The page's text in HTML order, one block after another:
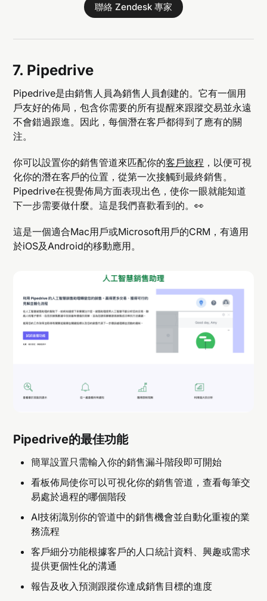
聯絡 Zendesk 專家
7. Pipedrive
Pipedrive是由銷售人員為銷售人員創建的。它有一個用
戶友好的佈局，包含你需要的所有提醒來跟蹤交易並永遠
不會錯過跟進。因此，每個潛在客戶都得到了應有的關
注。
你可以設置你的銷售管道來匹配你的客戶旅程 ，以便可視
化你的潛在客戶的位置，從第一次接觸到最終銷售。
Pipedrive在視覺佈局方面表現出色，使你一眼就能知道
下一步需要做什麼。這是我們喜歡看到的。👀
這是一個適合Mac用戶或Microsoft用戶的CRM，有適用
於iOS及Android的移動應用。
Pipedrive的最佳功能
簡單設置只需輸入你的銷售漏斗階段即可開始
看板佈局使你可以可視化你的銷售管道，查看每筆交
易處於過程的哪個階段
AI技術識別你的管道中的銷售機會並自動化重複的業
務流程
客戶細分功能根據客戶的人口統計資料、興趣或需求
提供更個性化的溝通
報告及收入預測跟蹤你達成銷售目標的進度